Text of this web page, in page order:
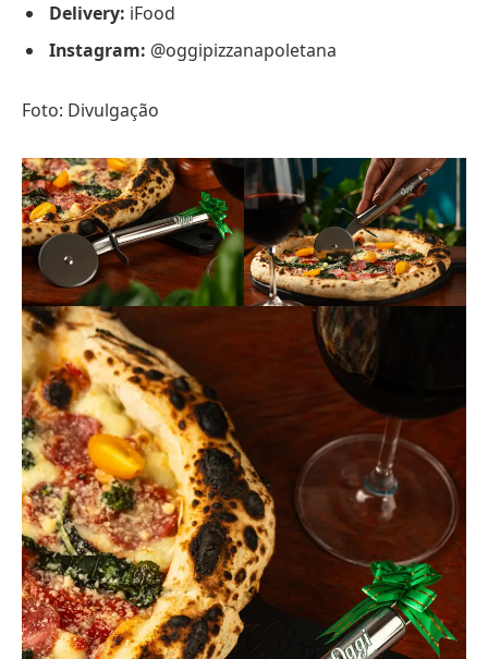
Delivery: iFood
Instagram: @oggipizzanapoletana
Foto: Divulgação